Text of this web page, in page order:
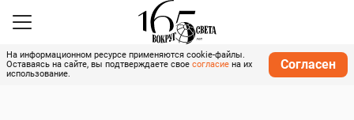
На информационном ресурсе применяются cookie-файлы.
Оставаясь на сайте, вы подтверждаете свое согласие на их
использование.
Согласен